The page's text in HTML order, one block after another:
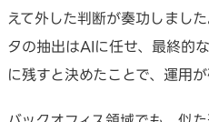
えて外した判断が奏功しまし
タの抽出はAIに任せ、最終的
に残すと決めたことで、運用